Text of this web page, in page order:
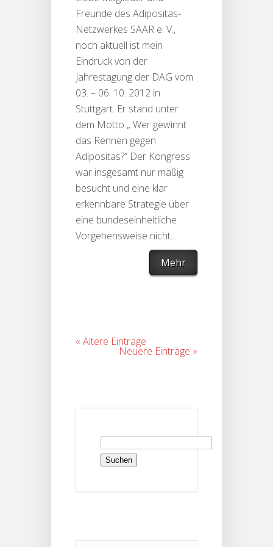
Freunde des Adipositas-
Netzwerkes SAAR e. V.,
noch aktuell ist mein
Eindruck von der
Jahrestagung der DAG vom
03. – 06. 10. 2012 in
Stuttgart. Er stand unter
dem Motto „ Wer gewinnt
das Rennen gegen
Adipositas?“ Der Kongress
war insgesamt nur mäßig
besucht und eine klar
erkennbare Strategie über
eine bundeseinheitliche
Vorgehensweise nicht...
Mehr
« Ältere Einträge
Neuere Einträge »
Suchen
nach: